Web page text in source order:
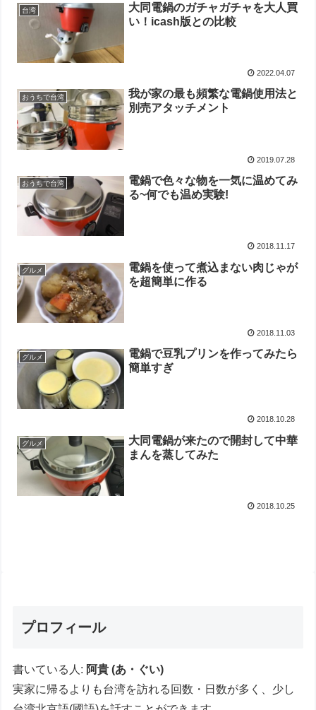
台湾
大同電鍋のガチャガチャを大人買
い！icash版との比較
2022.04.07
おうちで台湾
我が家の最も頻繁な電鍋使用法と
別売アタッチメント
2019.07.28
おうちで台湾
電鍋で色々な物を一気に温めてみ
る~何でも温め実験!
2018.11.17
グルメ
電鍋を使って煮込まない肉じゃが
を超簡単に作る
2018.11.03
グルメ
電鍋で豆乳プリンを作ってみたら
簡単すぎ
2018.10.28
グルメ
大同電鍋が来たので開封して中華
まんを蒸してみた
2018.10.25
プロフィール
書いている人: 阿貴 (あ・ぐい)
実家に帰るよりも台湾を訪れる回数・日数が多く、少し